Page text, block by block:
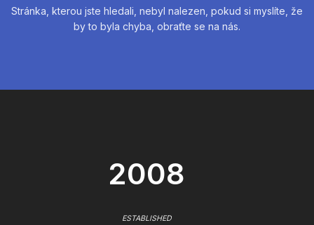
Stránka, kterou jste hledali, nebyl nalezen, pokud si myslíte, že
by to byla chyba, obraťte se na nás.
2008
ESTABLISHED